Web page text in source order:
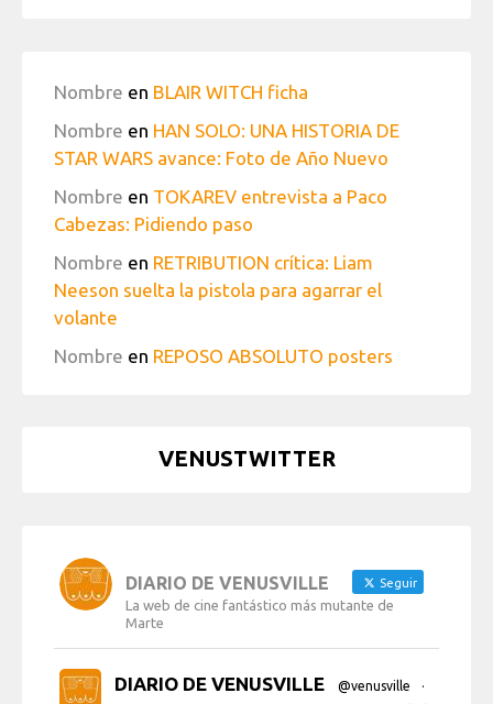
Nombre en BLAIR WITCH ficha
Nombre en HAN SOLO: UNA HISTORIA DE
STAR WARS avance: Foto de Año Nuevo
Nombre en TOKAREV entrevista a Paco
Cabezas: Pidiendo paso
Nombre en RETRIBUTION crítica: Liam
Neeson suelta la pistola para agarrar el
volante
Nombre en REPOSO ABSOLUTO posters
VENUSTWITTER
DIARIO DE VENUSVILLE Seguir
La web de cine fantástico más mutante de
Marte
DIARIO DE VENUSVILLE @venusville
·